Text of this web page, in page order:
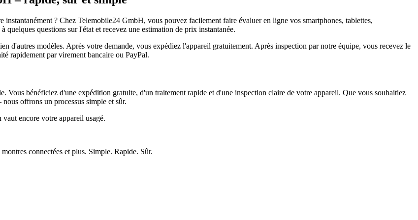
? Chez Telemobile24 GmbH, vous pouvez facilement faire évaluer en ligne vos smartphones, tablettes,
quelques questions sur l'état et recevez une estimation de prix instantanée.
d'autres modèles. Après votre demande, vous expédiez l'appareil gratuitement. Après inspection par notre équipe, vous recevez le
rapidement par virement bancaire ou PayPal.
Vous bénéficiez d'une expédition gratuite, d'un traitement rapide et d'une inspection claire de votre appareil. Que vous souhaitiez
offrons un processus simple et sûr.
encore votre appareil usagé.
connectées et plus. Simple. Rapide. Sûr.